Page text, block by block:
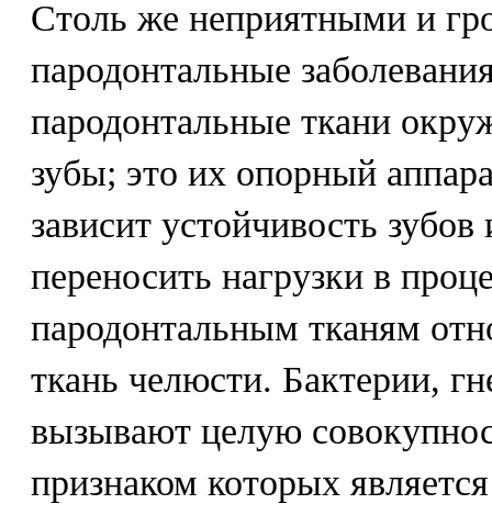
Столь же неприятными и
пародонтальные
пародонтальные ткани
зубы; это их опорный
зависит устойчивость
переносить нагрузки в
пародонтальным тканям
ткань челюсти. Бактерии,
вызывают целую
признаком которых